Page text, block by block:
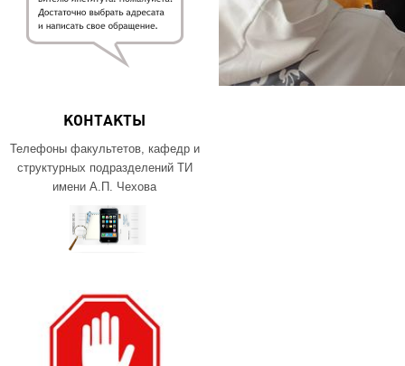
КОНТАКТЫ
Телефоны факультетов, кафедр и
структурных подразделений ТИ
имени А.П. Чехова